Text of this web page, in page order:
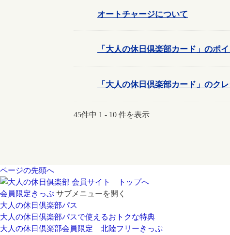
オートチャージについて
「大人の休日倶楽部カード」のポ
「大人の休日倶楽部カード」のク
45件中 1 - 10 件を表示
ページの先頭へ
会員サイト トップへ
会員限定きっぷ サブメニューを開く
大人の休日倶楽部パス
大人の休日倶楽部パスで使えるおトクな特典
大人の休日倶楽部会員限定 北陸フリーきっぷ